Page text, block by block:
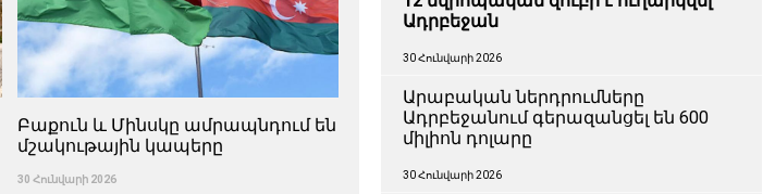
Բաքուն և Մինսկը ամրապնդում են
մշակութային կապերը
30 Հունվարի 2026
Ադրբեջան
30 Հունվարի 2026
Արաբական ներդրումները
Ադրբեջանում գերազանցել են 600
միլիոն դոլարը
30 Հունվարի 2026